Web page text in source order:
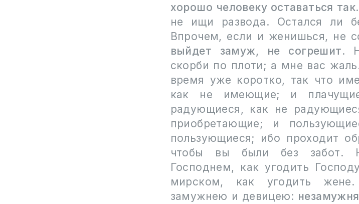
хорошо человеку оставаться так
не ищи развода. Остался ли
Впрочем, если и женишься, не
выйдет замуж, не согрешит.
скорби по плоти; а мне вас
время уже коротко, так что
как не имеющие; и
радующиеся, как не
приобретающие; и
пользующиеся; ибо проходит
чтобы вы были без забот.
Господнем, как угодить
мирском, как угодить
замужнею и девицею: